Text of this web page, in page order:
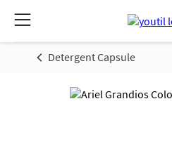
Detergent Capsule